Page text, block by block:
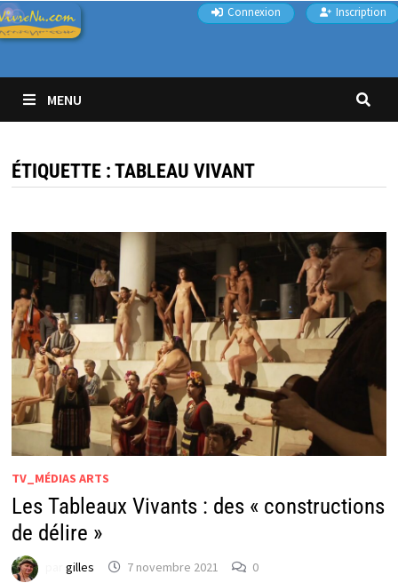
Passer
au
Connexion Inscription
MENU
ÉTIQUETTE : TABLEAU VIVANT
TV_MÉDIAS ARTS
Les Tableaux Vivants : des « constructions
de délire »
gilles 7 novembre 2021 0